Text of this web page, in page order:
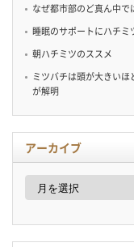
なぜ都市部のど真ん中で
睡眠のサポートにハチミ
朝ハチミツのススメ
ミツバチは頭が大きい
が解明
アーカイブ
ア
イ